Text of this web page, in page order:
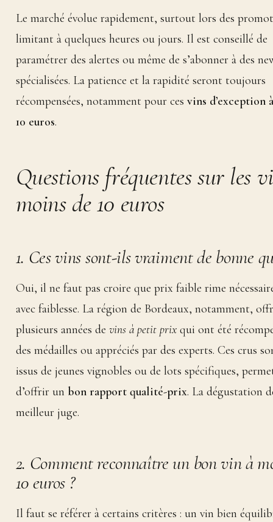
Le marché évolue rapidement, surtout lors des
limitant à quelques heures ou jours. Il est conseillé de
paramétrer des alertes ou même de s’abonner à des
spécialisées. La patience et la rapidité seront toujours
récompensées, notamment pour ces vins d’exception
10 euros.
Questions fréquentes sur les
moins de 10 euros
1. Ces vins sont-ils vraiment de bonne
Oui, il ne faut pas croire que prix faible rime
avec faiblesse. La région de Bordeaux, notamment,
plusieurs années de vins à petit prixqui ont été
des médailles ou appréciés par des experts. Ces crus
issus de jeunes vignobles ou de lots spécifiques,
d’offrir un bon rapport qualité-prix. La dégustation
meilleur juge.
2. Comment reconnaître un bon vin à
10 euros ?
Il faut se référer à certains critères : un vin bien